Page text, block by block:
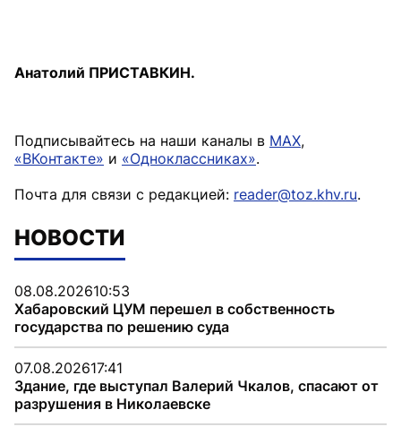
Анатолий ПРИСТАВКИН.
Подписывайтесь на наши каналы в MAX,
«ВКонтакте» и «Одноклассниках».
Почта для связи с редакцией: reader@toz.khv.ru.
НОВОСТИ
08.08.202610:53
Хабаровский ЦУМ перешел в собственность
государства по решению суда
07.08.202617:41
Здание, где выступал Валерий Чкалов, спасают от
разрушения в Николаевске